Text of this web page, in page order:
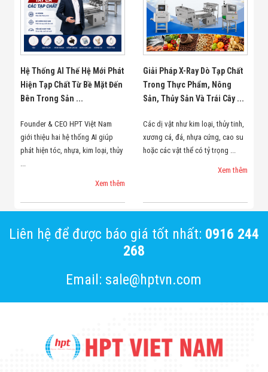
Hệ Thống AI Thế Hệ Mới Phát
Hiện Tạp Chất Từ Bề Mặt Đến
Bên Trong Sản ...
Founder & CEO HPT Việt Nam
giới thiệu hai hệ thống AI giúp
phát hiện tóc, nhựa, kim loại, thủy
Xem thêm
Giải Pháp X-Ray Dò Tạp Chất
Trong Thực Phẩm, Nông
Sản, Thủy Sản Và Trái Cây ...
Các dị vật như kim loại, thủy tinh,
xương cá, đá, nhựa cứng, cao su
hoặc các vật thể có tỷ trọng ...
Xem thêm
Liên hệ để được báo giá tốt nhất: 0916 244
268
Email: sale@hptvn.com